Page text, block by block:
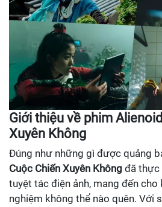
Giới thiệu về phim
Xuyên Không
Đúng như những gì được quảng
Cuộc Chiến Xuyên Không đã thực
tuyệt tác điện ảnh, mang đến
nghiệm không thể nào quên. Với